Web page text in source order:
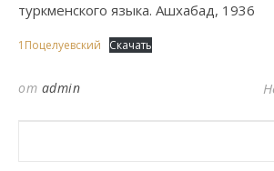
туркменского языка. Ашхабад, 1936
1Поцелуевский Скачать
от admin